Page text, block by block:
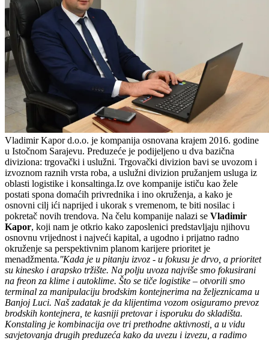
Vladimir Kapor d.o.o. je kompanija osnovana krajem 2016. godine
u Istočnom Sarajevu. Preduzeće je podijeljeno u dva bazična
diviziona: trgovački i uslužni. Trgovački divizion bavi se uvozom i
izvoznom raznih vrsta roba, a uslužni divizion pružanjem usluga iz
oblasti logistike i konsaltinga.Iz ove kompanije ističu kao žele
postati spona domaćih privrednika i ino okruženja, a kako je
osnovni cilj ići naprijed i ukorak s vremenom, te biti nosilac i
pokretač novih trendova. Na čelu kompanije nalazi se Vladimir
Kapor, koji nam je otkrio kako zaposlenici predstavljaju njihovu
osnovnu vrijednost i najveći kapital, a ugodno i prijatno radno
okruženje sa perspektivnim planom karijere prioritet je
menadžmenta.''Kada je u pitanju izvoz - u fokusu je drvo, a prioritet
su kinesko i arapsko tržište. Na polju uvoza najviše smo fokusirani
na freon za klime i autoklime. Što se tiče logistike – otvorili smo
terminal za manipulaciju brodskim kontejnerima na željeznicama u
Banjoj Luci. Naš zadatak je da klijentima vozom osiguramo prevoz
brodskih kontejnera, te kasniji pretovar i isporuku do skladišta.
Konstaling je kombinacija ove tri prethodne aktivnosti, a u vidu
savjetovanja drugih preduzeća kako da uvezu i izvezu, a radimo